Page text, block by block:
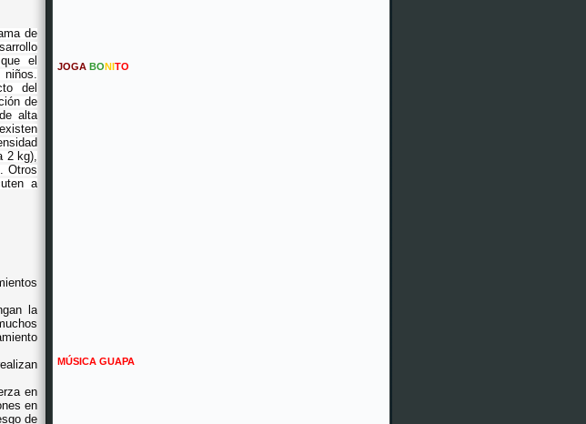
de
el
del
de
alta
2 kg),
Otros
a
la
en
en
de
JOGA BONITO
MÚSICA GUAPA